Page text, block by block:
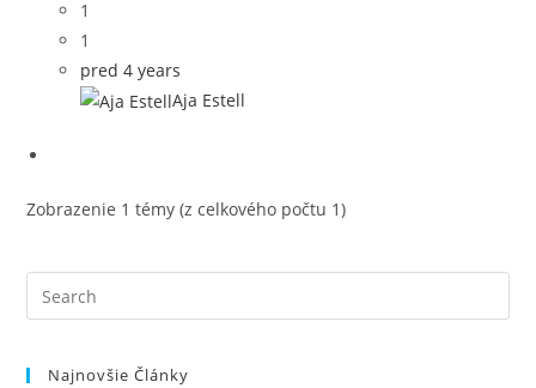
1
1
pred 4 years
Aja Estell
Zobrazenie 1 témy (z celkového počtu 1)
Search
this
Najnovšie Články